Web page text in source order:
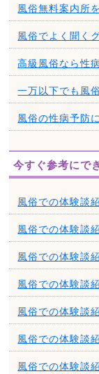
風俗無料案内所
風俗でよく聞く
高級風俗なら性
一万以下でも風
風俗の性病予防
今すぐ参考にで
風俗での体験談
風俗での体験談
風俗での体験談
風俗での体験談
風俗での体験談
風俗での体験談
風俗での体験談